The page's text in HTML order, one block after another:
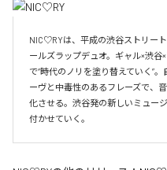
NIC♡RYは、平成の渋谷ストリー
ールズラップデュオ。ギャル×渋
で“時代のノリを塗り替えていく”
ーヴと中毒性のあるフレーズで、
化させる。渋谷発の新しいミュー
付かせていく。